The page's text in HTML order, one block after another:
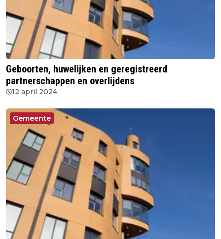
Geboorten, huwelijken en geregistreerd
partnerschappen en overlijdens
12 april 2024
Gemeente